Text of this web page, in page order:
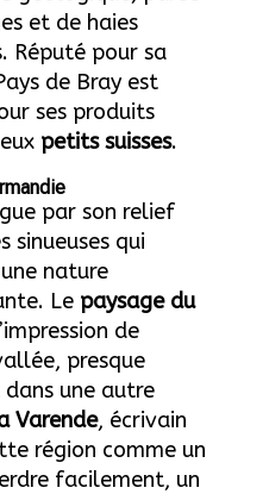
et de haies
Réputé pour sa
de Bray est
ses produits
petits suisses.
par son relief
sinueuses qui
nature
Le paysage du
de
presque
une autre
Varende, écrivain
région comme un
facilement, un